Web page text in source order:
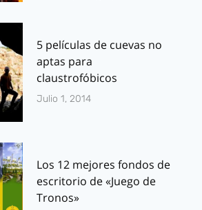
5 películas de cuevas no
aptas para
claustrofóbicos
Julio 1, 2014
Los 12 mejores fondos de
escritorio de «Juego de
Tronos»